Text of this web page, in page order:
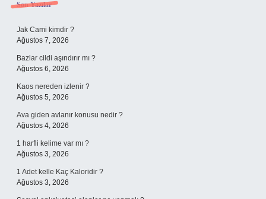
Sidebar
Son Yazılar
Jak Cami kimdir ?
Ağustos 7, 2026
Bazlar cildi aşındırır mı ?
Ağustos 6, 2026
Kaos nereden izlenir ?
Ağustos 5, 2026
Ava giden avlanır konusu nedir ?
Ağustos 4, 2026
1 harfli kelime var mı ?
Ağustos 3, 2026
1 Adet kelle Kaç Kaloridir ?
Ağustos 3, 2026